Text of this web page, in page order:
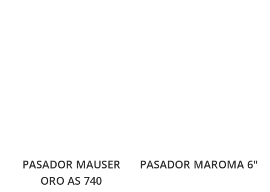
PASADOR MAUSER
ORO AS 740
PASADOR MAROMA 6″